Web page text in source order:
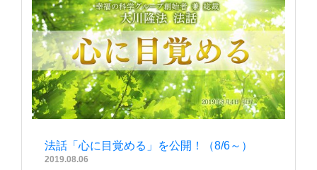
法話「心に目覚める」を公開！（8/6～）
2019.08.06